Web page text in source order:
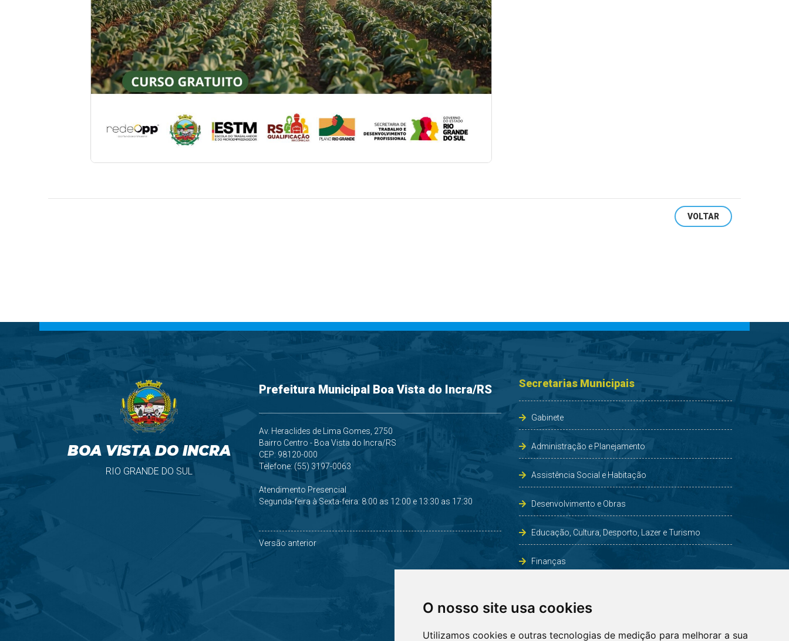
O nosso site usa cookies
Utilizamos cookies e outras tecnologias de medição para melhorar a sua
VOLTAR
BOA VISTA DO INCRA
RIO GRANDE DO SUL
Prefeitura Municipal Boa Vista do Incra/RS
Av. Heraclides de Lima Gomes, 2750
Bairro Centro - Boa Vista do Incra/RS
CEP: 98120-000
Telefone: (55) 3197-0063
Atendimento Presencial
Segunda-feira à Sexta-feira: 8:00 as 12:00 e 13:30 as 17:30
Versão anterior
Secretarias Municipais
Gabinete
Administração e Planejamento
Assistência Social e Habitação
Desenvolvimento e Obras
Educação, Cultura, Desporto, Lazer e Turismo
Finanças